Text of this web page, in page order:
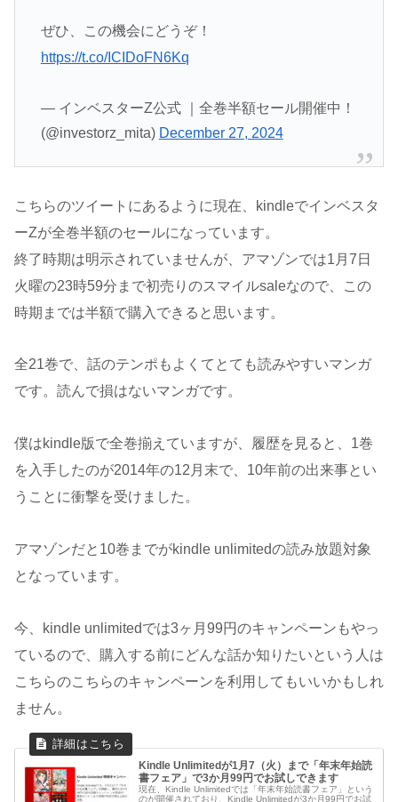
ぜひ、この機会にどうぞ！
https://t.co/ICIDoFN6Kq
— インベスターZ公式 ｜全巻半額セール開催中！
(@investorz_mita) December 27, 2024
こちらのツイートにあるように現在、kindleでインベスタ
ーZが全巻半額のセールになっています。
終了時期は明示されていませんが、アマゾンでは1月7日
火曜の23時59分まで初売りのスマイルsaleなので、この
時期までは半額で購入できると思います。
全21巻で、話のテンポもよくてとても読みやすいマンガ
です。読んで損はないマンガです。
僕はkindle版で全巻揃えていますが、履歴を見ると、1巻
を入手したのが2014年の12月末で、10年前の出来事とい
うことに衝撃を受けました。
アマゾンだと10巻までがkindle unlimitedの読み放題対象
となっています。
今、kindle unlimitedでは3ヶ月99円のキャンペーンもやっ
ているので、購入する前にどんな話か知りたいという人は
こちらのこちらのキャンペーンを利用してもいいかもしれ
ません。
Kindle Unlimitedが1月7（火）まで「年末年始読
書フェア」で3か月99円でお試しできます
現在、Kindle Unlimitedでは「年末年始読書フェア」という
のが開催されており、Kindle Unlimitedが3か月99円でお試